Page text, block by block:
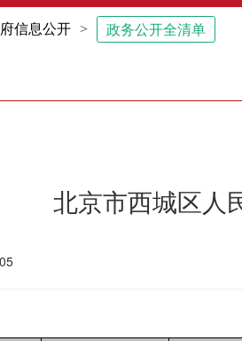
信息公开 > 政务公开全清单
北京市西城区人